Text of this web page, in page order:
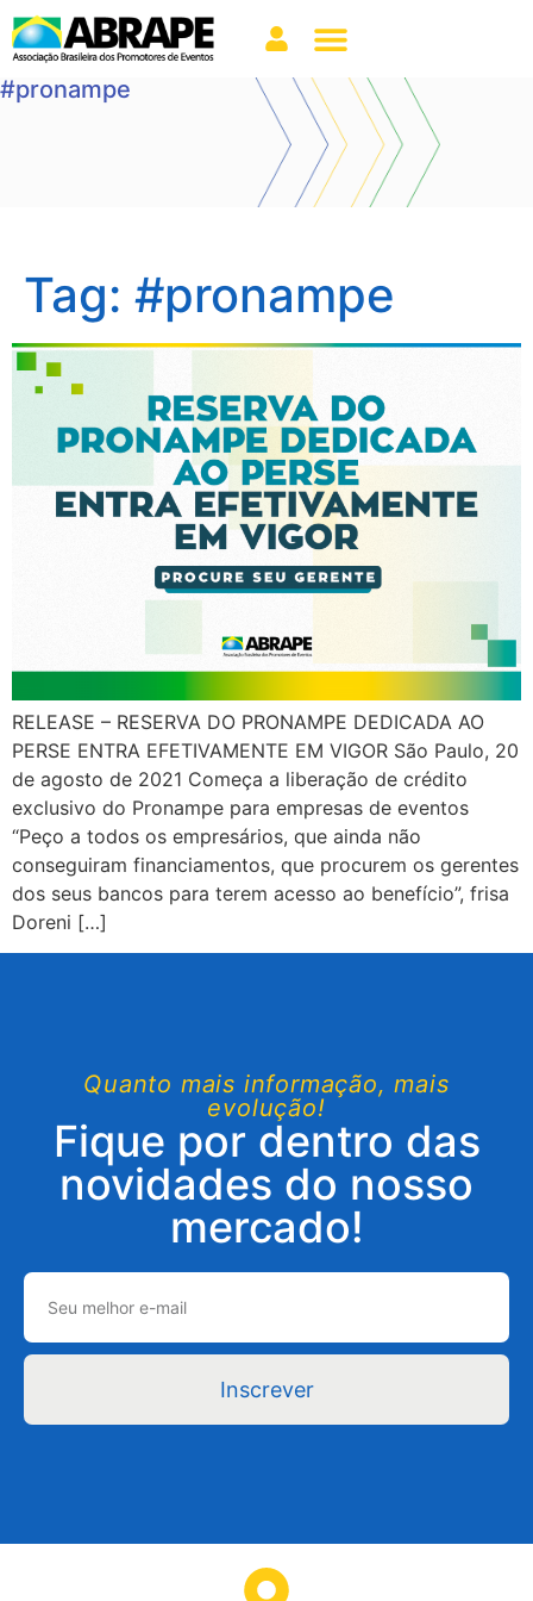
#pronampe
Tag: #pronampe
RELEASE – RESERVA DO PRONAMPE DEDICADA AO
PERSE ENTRA EFETIVAMENTE EM VIGOR São Paulo, 20
de agosto de 2021 Começa a liberação de crédito
exclusivo do Pronampe para empresas de eventos
“Peço a todos os empresários, que ainda não
conseguiram financiamentos, que procurem os gerentes
dos seus bancos para terem acesso ao benefício”, frisa
Doreni […]
Quanto mais informação, mais
evolução!
Fique por dentro das
novidades do nosso
mercado!
Inscrever